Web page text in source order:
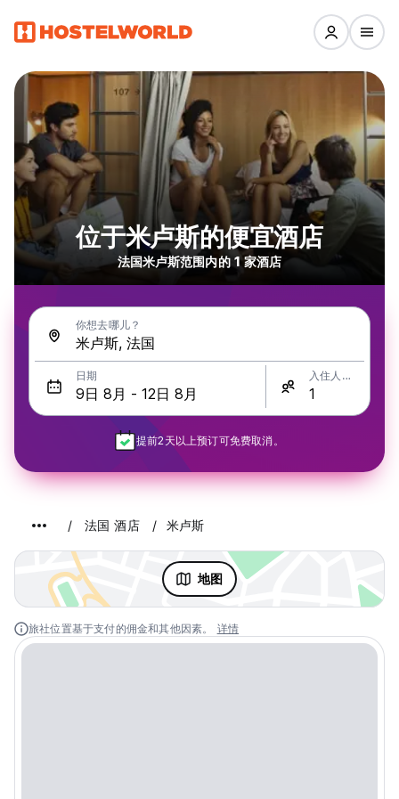
位于米卢斯的便宜酒店
法国米卢斯范围内的 1 家酒店
你想去哪儿？
日期 入住人数
提前2天以上预订可免费取消。
法国 酒店 米卢斯
地图
旅社位置基于支付的佣金和其他因素。 详情